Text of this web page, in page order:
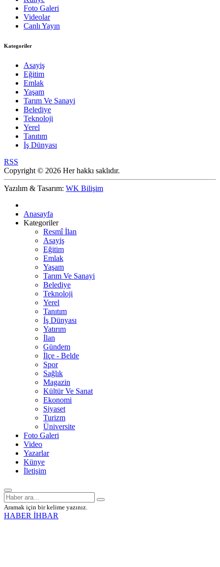
Foto Galeri
Videolar
Canlı Yayın
Kategoriler
Asayiş
Eğitim
Emlak
Yaşam
Tarım Ve Sanayi
Belediye
Teknoloji
Yerel
Tanıtım
İş Dünyası
RSS
Copyright © 2026 Her hakkı saklıdır.
Yazılım & Tasarım: WK Bilişim
Anasayfa
Kategoriler
Resmî İlan
Asayiş
Eğitim
Emlak
Yaşam
Tarım Ve Sanayi
Belediye
Teknoloji
Yerel
Tanıtım
İş Dünyası
Yatırım
İlan
Gündem
İlçe - Belde
Spor
Sağlık
Magazin
Kültür Ve Sanat
Ekonomi
Siyaset
Turizm
Üniversite
Foto Galeri
Video
Yazarlar
Künye
İletişim
Aramak için bir kelime yazınız.
HABER İHBAR